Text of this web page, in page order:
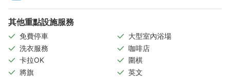
其他重點設施服務
免費停車
大型室內浴場
洗衣服務
咖啡店
卡拉OK
圍棋
將旗
英文